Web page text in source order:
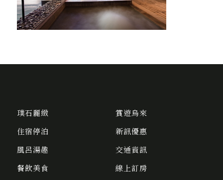
璞石麗緻
住宿停泊
風呂湯趣
餐飲美食
賞遊烏來
新訊優惠
交通資訊
線上訂房